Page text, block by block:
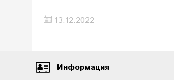
13.12.2022
Информация